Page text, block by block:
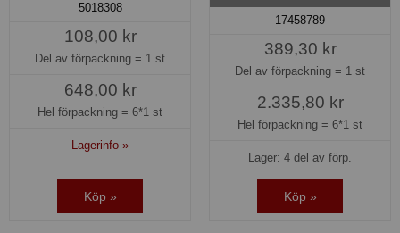
5018308
108,00 kr
Del av förpackning = 1 st
648,00 kr
Hel förpackning = 6*1 st
Lagerinfo »
Köp »
17458789
389,30 kr
Del av förpackning = 1 st
2.335,80 kr
Hel förpackning = 6*1 st
Lager: 4 del av förp.
Köp »